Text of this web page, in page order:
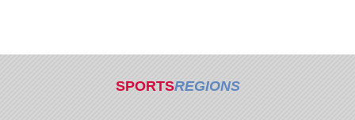
SPORTSREGIONS